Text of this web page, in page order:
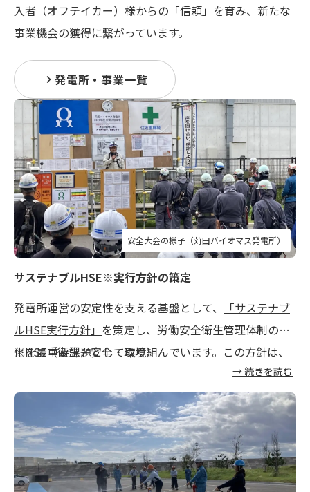
入者（オフテイカー）様からの「信頼」を育み、新たな
事業機会の獲得に繋がっています。
発電所・事業一覧
安全大会の様子（苅田バイオマス発電所）
サステナブルHSE※実行方針の策定
発電所運営の安定性を支える基盤として、
「サステナブ
ルHSE実行方針」 を策定し、労働安全衛生管理体制の強
化を最重要課題として取り組んでいます。この方針は、
開発、建設、O&M（運用・保守）の各現場に携わる全て
の関係者へ確実に周知徹底しています。こうした継続的
な取り組みを通じ、安全を最優先とする企業文化の醸成
と定着を推進しています。
※HSE（衛生・安全・環境）
→ 続きを読む